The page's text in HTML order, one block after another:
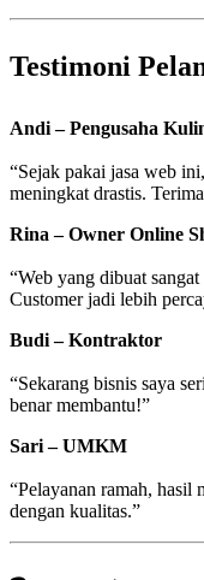
Testimoni
Andi – Pengusaha
“Sejak pakai jasa web
meningkat drastis.
Rina – Owner Online
“Web yang dibuat
Customer jadi lebih
Budi – Kontraktor
“Sekarang bisnis saya
benar membantu!”
Sari – UMKM
“Pelayanan ramah, hasil
dengan kualitas.”